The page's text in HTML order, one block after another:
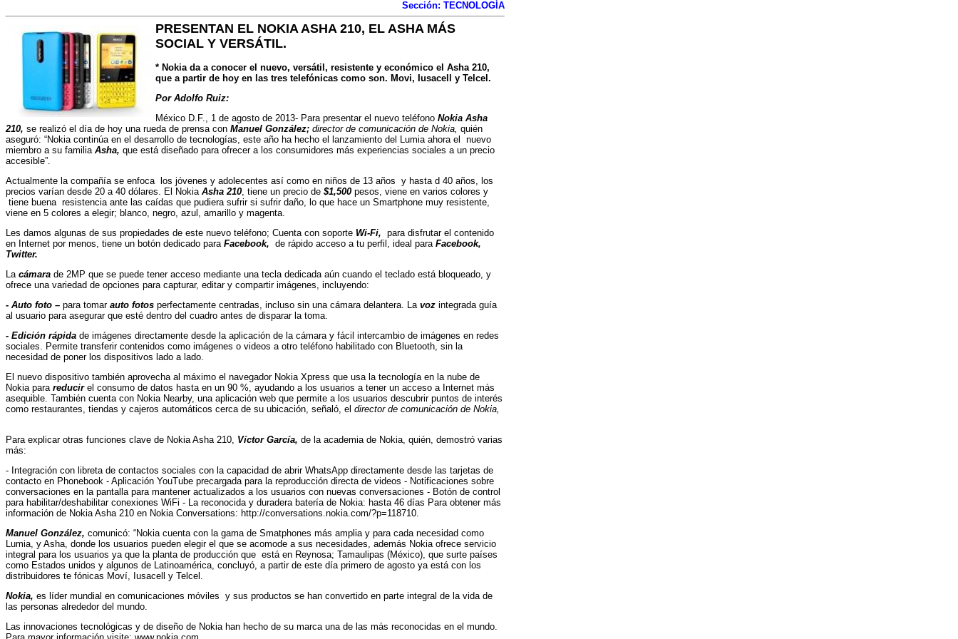
Sección: TECNOLOGÍA
PRESENTAN EL NOKIA ASHA 210, EL ASHA MÁS
SOCIAL Y VERSÁTIL.
* Nokia da a conocer el nuevo, versátil, resistente y económico el Asha 210,
que a partir de hoy en las tres telefónicas como son. Movi, Iusacell y Telcel.
Por Adolfo Ruiz:
México D.F., 1 de agosto de 2013- Para presentar el nuevo teléfono Nokia Asha
210, se realizó el día de hoy una rueda de prensa con Manuel González; director de comunicación de Nokia, quién
aseguró: “Nokia continúa en el desarrollo de tecnologías, este año ha hecho el lanzamiento del Lumia ahora el
nuevo
miembro a su familia Asha, que está diseñado para ofrecer a los consumidores más experiencias sociales a un precio
accesible”.
Actualmente la compañía se enfoca
los jóvenes y adolecentes así como en niños de 13 años y hasta d 40 años, los
precios varían desde 20 a 40 dólares. El Nokia Asha 210, tiene un precio de $1,500 pesos, viene en varios colores y
tiene buena resistencia ante las caídas que pudiera sufrir si sufrir daño, lo que hace un Smartphone muy resistente,
viene en 5 colores a elegir; blanco, negro, azul, amarillo y magenta.
Les damos algunas de sus propiedades de este nuevo teléfono; Cuenta con soporte Wi-Fi, para disfrutar el contenido
en Internet por menos, tiene un botón dedicado para Facebook, de rápido acceso a tu perfil, ideal para Facebook,
Twitter.
La cámara de 2MP que se puede tener acceso mediante una tecla dedicada aún cuando el teclado está bloqueado, y
ofrece una variedad de opciones para capturar, editar y compartir imágenes, incluyendo:
- Auto foto – para tomar auto fotos perfectamente centradas, incluso sin una cámara delantera. Lavoz integrada guía
al usuario para asegurar que esté dentro del cuadro antes de disparar la toma.
- Edición rápida de imágenes directamente desde la aplicación de la cámara y fácil intercambio de imágenes en redes
sociales. Permite transferir contenidos como imágenes o videos a otro teléfono habilitado con Bluetooth, sin la
necesidad de poner los dispositivos lado a lado.
El nuevo dispositivo también aprovecha al máximo el navegador Nokia Xpress que usa la tecnología en la nube de
Nokia para reducirel consumo de datos hasta en un 90 %, ayudando a los usuarios a tener un acceso a Internet más
asequible. También cuenta con Nokia Nearby, una aplicación web que permite a los usuarios descubrir puntos de interés
como restaurantes, tiendas y cajeros automáticos cerca de su ubicación, señaló, el director de comunicación de Nokia,
Para explicar otras funciones clave de Nokia Asha 210, Víctor García, de la academia de Nokia, quién, demostró varias
más:
- Integración con libreta de contactos sociales con la capacidad de abrir WhatsApp directamente desde las tarjetas de
contacto en Phonebook - Aplicación YouTube precargada para la reproducción directa de videos - Notificaciones sobre
conversaciones en la pantalla para mantener actualizados a los usuarios con nuevas conversaciones - Botón de control
para habilitar/deshabilitar conexiones WiFi - La reconocida y duradera batería de Nokia: hasta 46 días Para obtener más
información de Nokia Asha 210 en Nokia Conversations: http://conversations.nokia.com/?p=118710.
Manuel González, comunicó: “Nokia cuenta con la gama de Smatphones más amplia y para cada necesidad como
Lumia, y Asha, donde los usuarios pueden elegir el que se acomode a sus necesidades, además Nokia ofrece servicio
integral para los usuarios ya que la planta de producción que está en Reynosa; Tamaulipas (México), que surte países
como Estados unidos y algunos de Latinoamérica, concluyó, a partir de este día primero de agosto ya está con los
distribuidores te fónicas Moví, Iusacell y Telcel.
Nokia, es líder mundial en comunicaciones móviles y sus productos se han convertido en parte integral de la vida de
las personas alrededor del mundo.
Las innovaciones tecnológicas y de diseño de Nokia han hecho de su marca una de las más reconocidas en el mundo.